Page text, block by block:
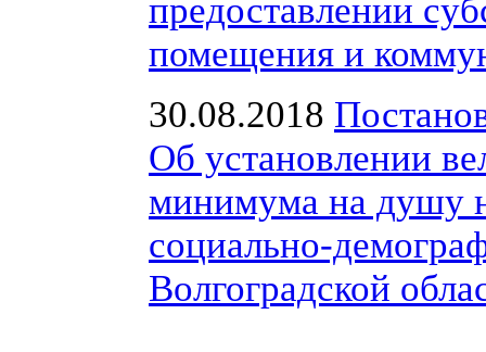
предоставлении
помещения и
30.08.2018
Об установлении
минимума на душу
социально-
Волгоградской